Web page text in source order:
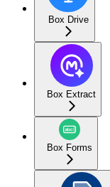
Box Drive
Box Extract
Box Forms